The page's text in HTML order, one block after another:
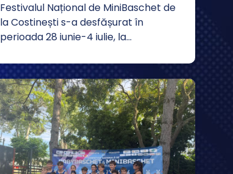
Festivalul Național de MiniBaschet de
la Costinești s-a desfășurat în
perioada 28 iunie-4 iulie, la…